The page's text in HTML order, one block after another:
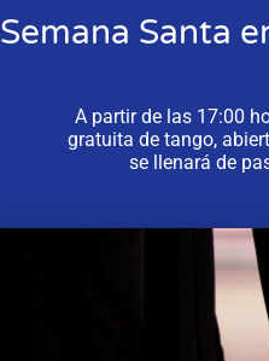
Semana Santa
A partir de las 17:00
gratuita de tango,
se llenará de